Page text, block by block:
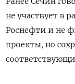
не участвует в
Роснефти и не
проекты, но